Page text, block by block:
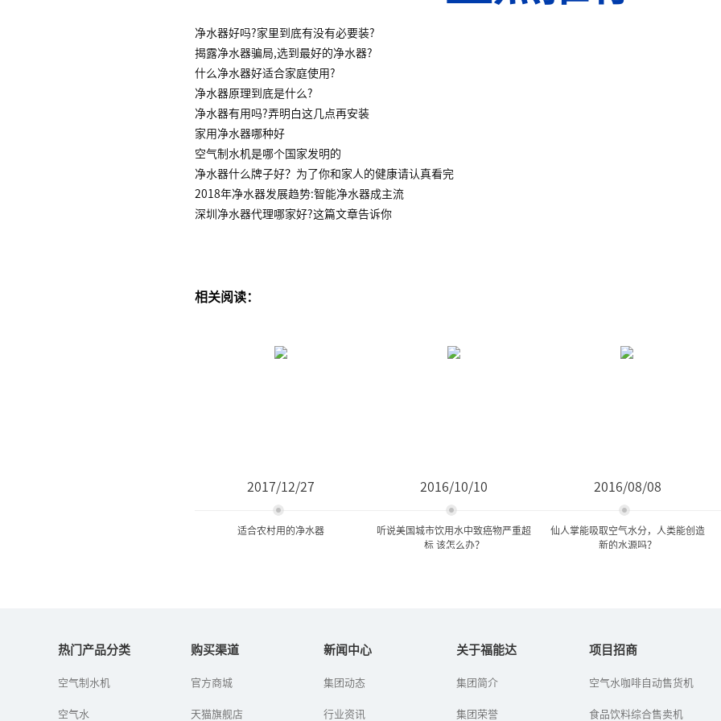
净水器好吗?家里到底有没有必要装?
揭露净水器骗局,选到最好的净水器?
什么净水器好适合家庭使用?
净水器原理到底是什么?
净水器有用吗?弄明白这几点再安装
家用净水器哪种好
空气制水机是哪个国家发明的
净水器什么牌子好？为了你和家人的健康请认真看完
2018年净水器发展趋势:智能净水器成主流
深圳净水器代理哪家好?这篇文章告诉你
相关阅读：
2017/12/27
适合农村用的净水器
吗？什么样的净水器适合
2016/10/10
听说美国城市饮用水中致癌物严重超
标 该怎么办？
最近，一篇《可怕! 洛杉
重超标 2亿人受肺癌"致
2016/08/08
仙人掌能吸取空气水分，人类能创造
新的水源吗？
看到草帽飞跑，人们想到
鸟展翅高飞，人们发明了
热门产品分类
空气制水机
空气水
购买渠道
官方商城
天猫旗舰店
新闻中心
集团动态
行业资讯
关于福能达
集团简介
集团荣誉
项目招商
空气水咖啡自动售货机
食品饮料综合售卖机